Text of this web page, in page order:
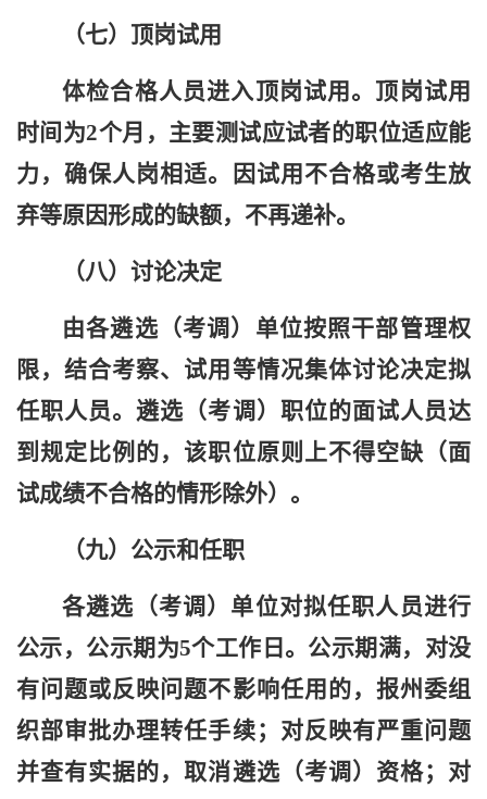
（七）顶岗试用
体检合格人员进入顶岗试用。 顶岗试用
时间为2个月，主要测试应试者的职位适应能
力，确保人岗相适。因试用不合格或考生放
弃等原因形成的缺额，不再递补。
（八）讨论决定
由各遴选（考调）单位按照干部管理权
限，结合考察、试用等情况集体讨论决定拟
任职人员。遴选（考调）职位的面试人员达
到规定比例的，该职位原则上不得空缺（面
试成绩不合格的情形除外） 。
（九）公示和任职
各遴选（考调）单位对拟任职人员进行
公示，公示期为5个工作日。公示期满，对没
有问题或反映问题不影响任用的，报州委组
织部审批办理转任手续；对反映有严重问题
并查有实据的，取消遴选（考调）资格；对